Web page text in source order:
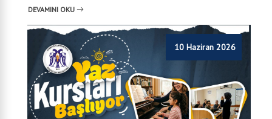
DEVAMINI OKU
10 Haziran 2026